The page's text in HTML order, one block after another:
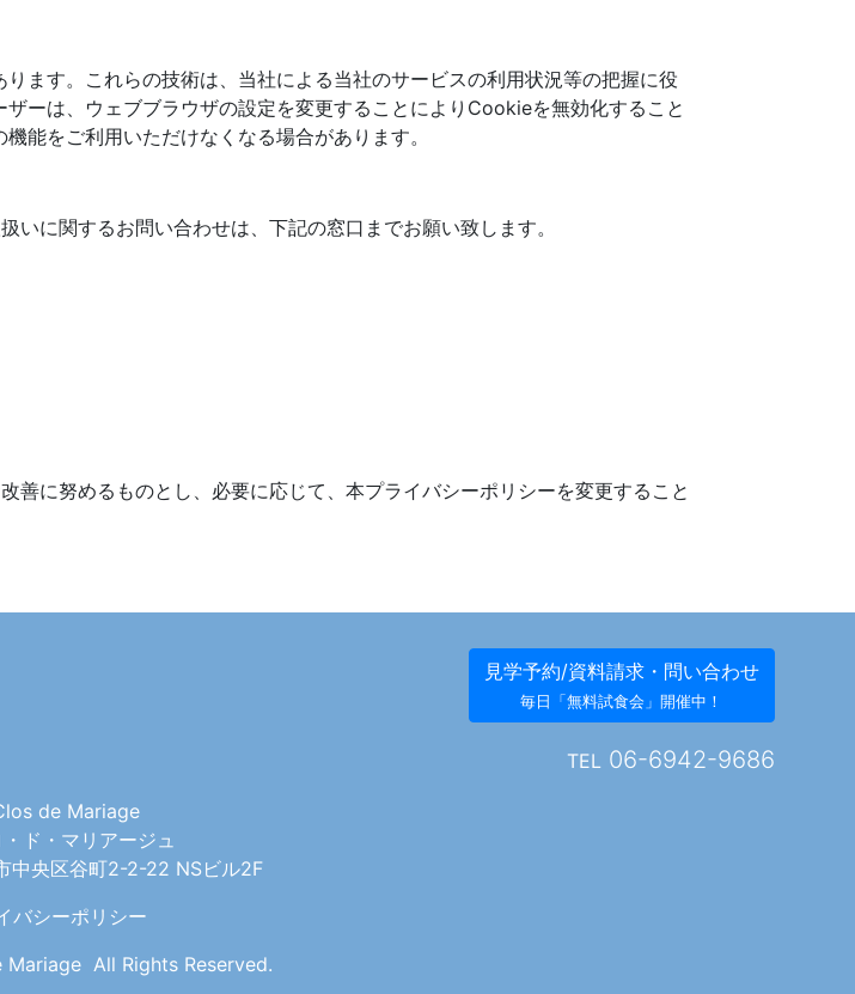
ます。これらの技術は、当社による当社のサービスの利用状況等の把握に役
ーは、ウェブブラウザの設定を変更することによりCookieを無効化すること
能をご利用いただけなくなる場合があります。
に関するお問い合わせは、下記の窓口までお願い致します。
善に努めるものとし、必要に応じて、本プライバシーポリシーを変更すること
見学予約/資料請求・問い合わせ
毎日「無料試食会」開催中！
TEL06-6942-9686
de Mariage
ド・マリアージュ
中央区谷町2-2-22 NSビル2F
バシーポリシー
All Rights Reserved.